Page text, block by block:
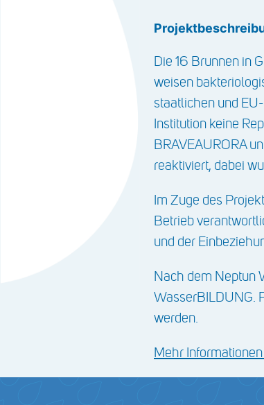
Die 16 Brunnen in
weisen
staatlichen und
Institution keine
BRAVEAURORA
reaktiviert, dabei
Im Zuge des
Betrieb
und der
Nach dem Neptun
WasserBILDUNG.
werden.
Mehr